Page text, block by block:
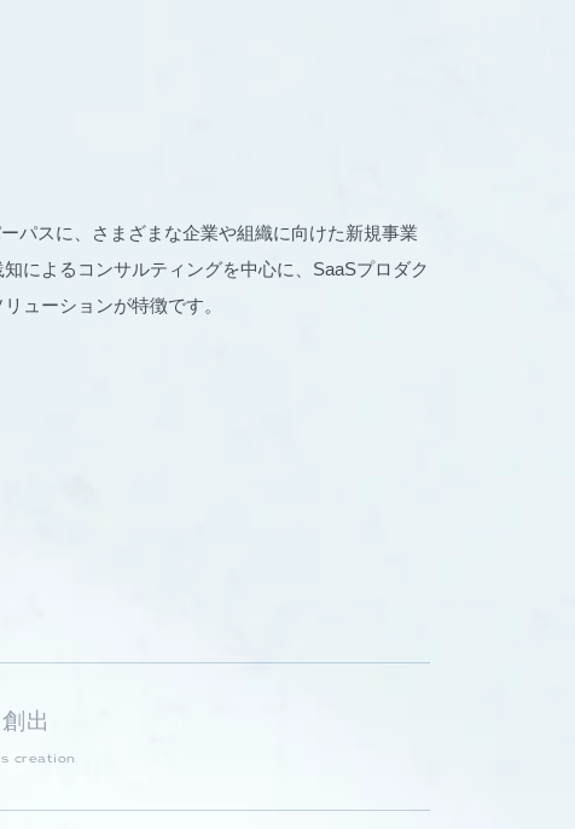
パスに、さまざまな企業や組織に向けた新規事業
によるコンサルティングを中心に、SaaSプロダク
ューションが特徴です。
出
creation